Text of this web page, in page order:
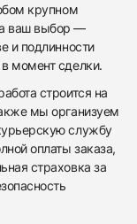
крупном
ваш выбор —
и подлинности
момент сделки.
строится на
мы организуем
службу
оплаты заказа,
страховка за